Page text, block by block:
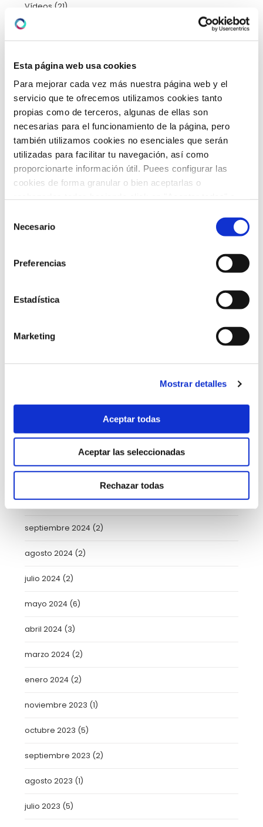
Esta página web usa cookies
Para mejorar cada vez más nuestra página web y el
servicio que te ofrecemos utilizamos cookies tanto
propias como de terceros, algunas de ellas son
necesarias para el funcionamiento de la página, pero
también utilizamos cookies no esenciales que serán
utilizadas para facilitar tu navegación, así como
proporcionarte información útil. Puees configurar las
cookies de forma granular o bien aceptarlas o
política de cookies
Necesario
Preferencias
Estadística
Marketing
Mostrar detalles
Aceptar todas
Aceptar las seleccionadas
Rechazar todas
Vídeos (21)
febrero 2026 (5)
enero 2026(5)
noviembre 2025(4)
octubre 2025(8)
septiembre 2025
junio 2025
diciembre 2024(2)
octubre 2024(4)
septiembre 2024 (2)
agosto 2024 (2)
julio 2024 (2)
mayo 2024 (6)
abril 2024 (3)
marzo 2024 (2)
enero 2024 (2)
noviembre 2023 (1)
octubre 2023 (5)
septiembre 2023 (2)
agosto 2023 (1)
julio 2023 (5)